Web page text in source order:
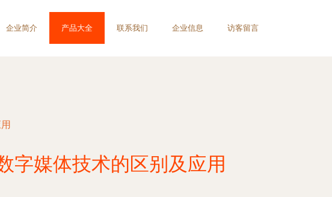
企业简介 产品大全 联系我们 企业信息 访客留言
字媒体技术的区别及应用